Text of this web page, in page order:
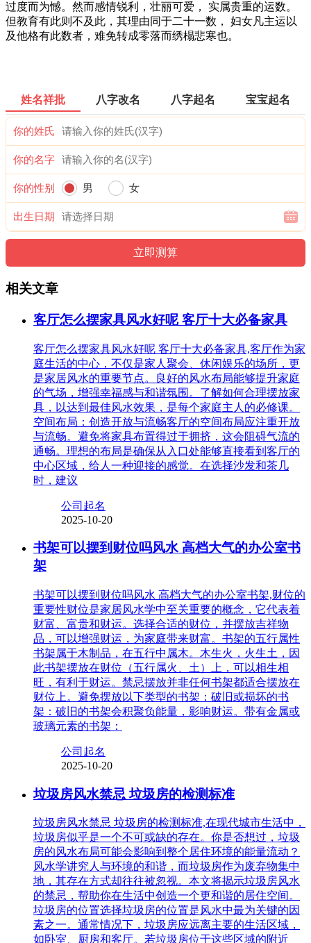
过度而为憾。然而感情锐利，壮丽可爱， 实属贵重的运数。
但教育有此则不及此，其理由同于二十一数， 妇女凡主运以
及他格有此数者，难免转成零落而绣榻悲寒也。
姓名祥批 八字改名 八字起名 宝宝起名
你的姓氏
你的名字
你的性别 男 女
出生日期
相关文章
客厅怎么摆家具风水好呢 客厅十大必备家具
客厅怎么摆家具风水好呢 客厅十大必备家具,客厅作为家
庭生活的中心，不仅是家人聚会、休闲娱乐的场所，更
是家居风水的重要节点。良好的风水布局能够提升家庭
的气场，增强幸福感与和谐氛围。了解如何合理摆放家
具，以达到最佳风水效果，是每个家庭主人的必修课。
空间布局：创造开放与流畅客厅的空间布局应注重开放
与流畅。避免将家具布置得过于拥挤，这会阻碍气流的
通畅。理想的布局是确保从入口处能够直接看到客厅的
中心区域，给人一种迎接的感觉。在选择沙发和茶几
时，建议
公司起名
2025-10-20
书架可以摆到财位吗风水 高档大气的办公室书
架
书架可以摆到财位吗风水 高档大气的办公室书架,财位的
重要性财位是家居风水学中至关重要的概念，它代表着
财富、富贵和财运。选择合适的财位，并摆放吉祥物
品，可以增强财运，为家庭带来财富。书架的五行属性
书架属于木制品，在五行中属木。木生火，火生土，因
此书架摆放在财位（五行属火、土）上，可以相生相
旺，有利于财运。禁忌摆放并非任何书架都适合摆放在
财位上。避免摆放以下类型的书架：破旧或损坏的书
架：破旧的书架会积聚负能量，影响财运。带有金属或
玻璃元素的书架：
公司起名
2025-10-20
垃圾房风水禁忌 垃圾房的检测标准
垃圾房风水禁忌 垃圾房的检测标准,在现代城市生活中，
垃圾房似乎是一个不可或缺的存在。你是否想过，垃圾
房的风水布局可能会影响到整个居住环境的能量流动？
风水学讲究人与环境的和谐，而垃圾房作为废弃物集中
地，其存在方式却往往被忽视。本文将揭示垃圾房风水
的禁忌，帮助你在生活中创造一个更和谐的居住空间。
垃圾房的位置选择垃圾房的位置是风水中最为关键的因
素之一。通常情况下，垃圾房应远离主要的生活区域，
如卧室、厨房和客厅。若垃圾房位于这些区域的附近